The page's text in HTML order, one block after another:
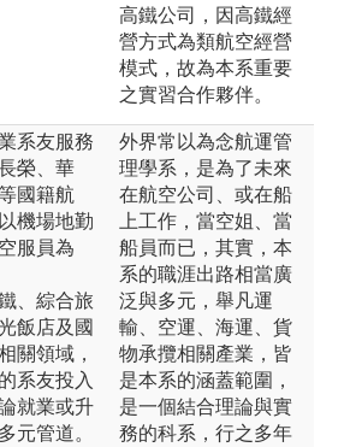
高鐵公司，因高鐵經
營方式為類航空經營
模式，故為本系重要
之實習合作夥伴。
系友服務
榮、華
國籍航
機場地勤
服員為
、綜合旅
飯店及國
關領域，
系友投入
就業或升
元管道。
外界常以為念航運管
理學系，是為了未來
在航空公司、或在船
上工作，當空姐、當
船員而已，其實，本
系的職涯出路相當廣
泛與多元，舉凡運
輸、空運、海運、貨
物承攬相關產業，皆
是本系的涵蓋範圍，
是一個結合理論與實
務的科系，行之多年